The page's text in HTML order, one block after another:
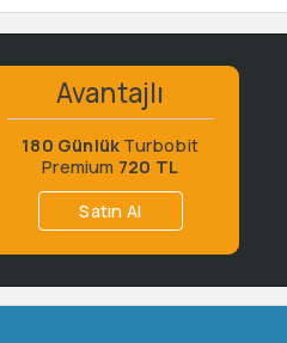
Avantajlı
180 Günlük Turbobit
Premium 720 TL
Satın Al